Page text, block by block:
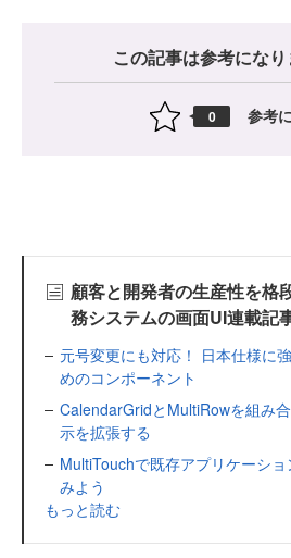
この記事は参考にな
0 参考
顧客と開発者の生産性を格
務システムの画面UI連載記
元号変更にも対応！ 日本仕様に
めのコンポーネント
CalendarGridとMultiRowを組み
示を拡張する
MultiTouchで既存アプリケーシ
みよう
もっと読む